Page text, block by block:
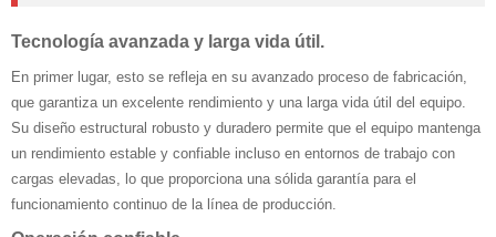
Tecnología avanzada y larga vida útil.
En primer lugar, esto se refleja en su avanzado proceso de fabricación,
que garantiza un excelente rendimiento y una larga vida útil del equipo.
Su diseño estructural robusto y duradero permite que el equipo mantenga
un rendimiento estable y confiable incluso en entornos de trabajo con
cargas elevadas, lo que proporciona una sólida garantía para el
funcionamiento continuo de la línea de producción.